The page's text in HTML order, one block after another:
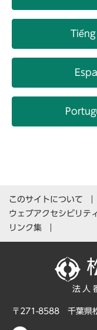
Tiếng
このサイトについて
ウェブアクセシビリティ
リンク集
法
〒271-8588 千葉県